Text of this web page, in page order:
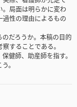
局面は明らかに変わ
性の理由によるもの
だろうか。本稿の目的
することである。
健師、助産師を指す。
。